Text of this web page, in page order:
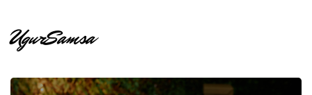
UgurSamsa